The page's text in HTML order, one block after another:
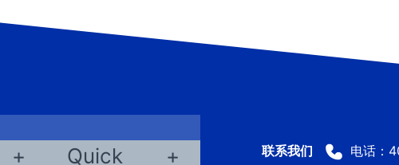
Quick 电话：